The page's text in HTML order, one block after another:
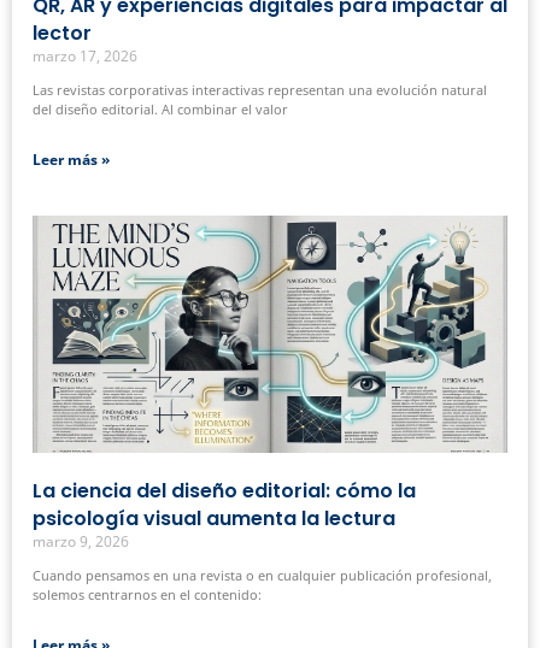
QR, AR y experiencias digitales para impactar al
lector
marzo 17, 2026
Las revistas corporativas interactivas representan una evolución natural
del diseño editorial. Al combinar el valor
Leer más »
La ciencia del diseño editorial: cómo la
psicología visual aumenta la lectura
marzo 9, 2026
Cuando pensamos en una revista o en cualquier publicación profesional,
solemos centrarnos en el contenido: